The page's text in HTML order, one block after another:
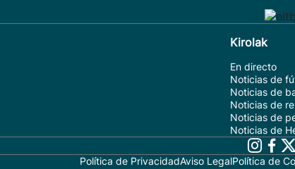
Kirolak
En directo
Noticias de
Noticias de
Noticias de
Noticias de
Noticias de
Política de PrivacidadAviso LegalPolítica de